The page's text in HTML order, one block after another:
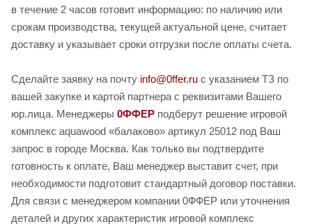
в течение 2 часов готовит информацию: по наличию или
срокам производства, текущей актуальной цене, считает
доставку и указывает сроки отгрузки после оплаты счета.
Сделайте заявку на почту info@0ffer.ru с указанием ТЗ по
вашей закупке и картой партнера с реквизитами Вашего
юр.лица. Менеджеры 0ФФЕР подберут решение игровой
комплекс aquawood «балаково» артикул 25012 под Ваш
запрос в городе Москва. Как только вы подтвердите
готовность к оплате, Ваш менеджер выставит счет, при
необходимости подготовит стандартный договор поставки.
Для связи с менеджером компании 0ФФЕР или уточнения
деталей и других характеристик игровой комплекс